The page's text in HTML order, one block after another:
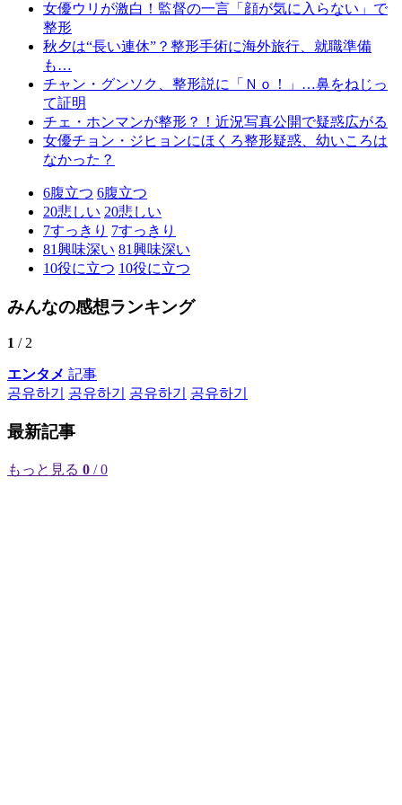
女優ウリが激白！監督の一言「顔が気に入らない」で
整形
秋夕は“長い連休”？整形手術に海外旅行、就職準備
も…
チャン・グンソク、整形説に「Ｎｏ！」…鼻をねじっ
て証明
チェ・ホンマンが整形？！近況写真公開で疑惑広がる
女優チョン・ジヒョンにほくろ整形疑惑、幼いころは
なかった？
6腹立つ 6腹立つ
20悲しい 20悲しい
7すっきり 7すっきり
81興味深い 81興味深い
10役に立つ 10役に立つ
みんなの感想ランキング
1 / 2
エンタメ 記事
공유하기
공유하기 공유하기 공유하기
最新記事
もっと見る 0 / 0